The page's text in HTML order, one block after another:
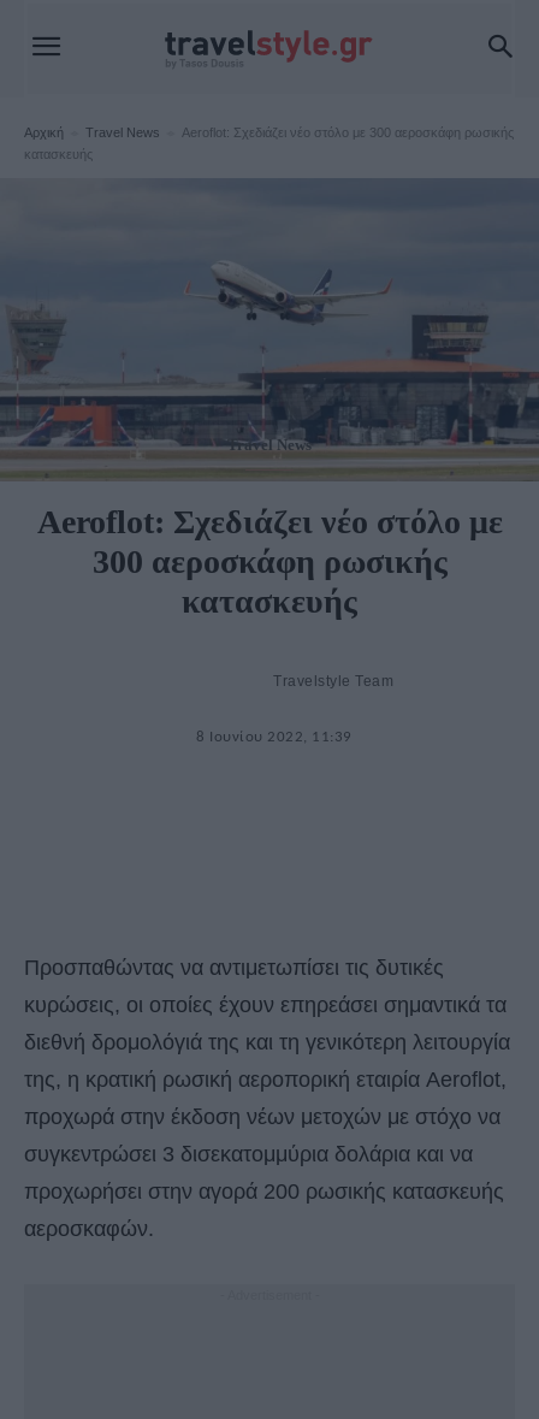
Αρχική Travel News
Aeroflot: Σχεδιάζει νέο στόλο με 300 αεροσκάφη ρωσικής
κατασκευής
Travel News
Aeroflot: Σχεδιάζει νέο στόλο με
300 αεροσκάφη ρωσικής
κατασκευής
Travelstyle Team
8 Ιουνίου 2022, 11:39
Προσπαθώντας να αντιμετωπίσει τις δυτικές
κυρώσεις, οι οποίες έχουν επηρεάσει σημαντικά τα
διεθνή δρομολόγιά της και τη γενικότερη λειτουργία
της, η κρατική ρωσική αεροπορική εταιρία Aeroflot,
προχωρά στην έκδοση νέων μετοχών με στόχο να
συγκεντρώσει 3 δισεκατομμύρια δολάρια και να
προχωρήσει στην αγορά 200 ρωσικής κατασκευής
αεροσκαφών.